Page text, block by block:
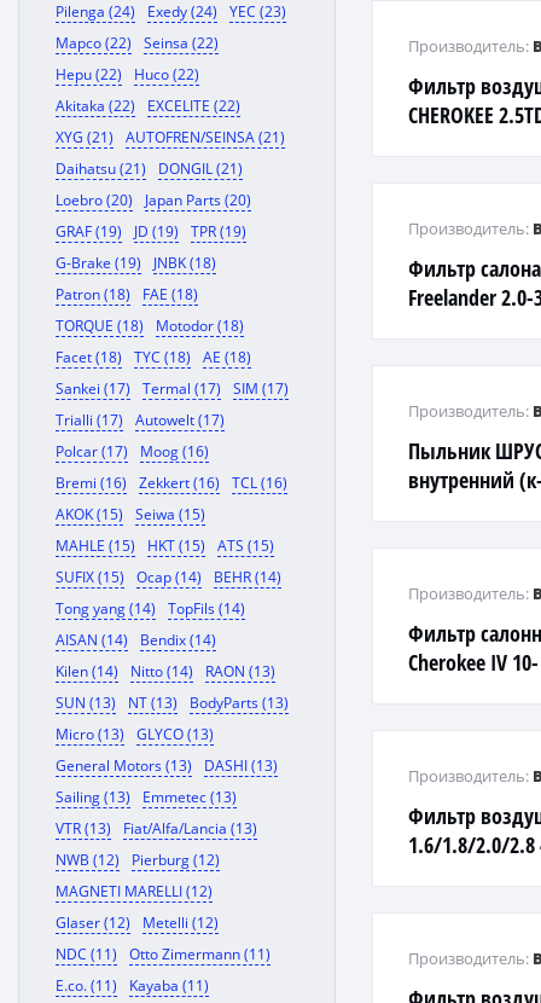
Pilenga (24)
Exedy (24)
YEC (23)
Mapco (22)
Seinsa (22)
Hepu (22)
Huco (22)
Akitaka (22)
EXCELITE (22)
XYG (21)
AUTOFREN/SEINSA (21)
Daihatsu (21)
DONGIL (21)
Loebro (20)
Japan Parts (20)
GRAF (19)
JD (19)
TPR (19)
G-Brake (19)
JNBK (18)
Patron (18)
FAE (18)
TORQUE (18)
Motodor (18)
Facet (18)
TYC (18)
AE (18)
Sankei (17)
Termal (17)
SIM (17)
Trialli (17)
Autowelt (17)
Polcar (17)
Moog (16)
Bremi (16)
Zekkert (16)
TCL (16)
AKOK (15)
Seiwa (15)
MAHLE (15)
HKT (15)
ATS (15)
SUFIX (15)
Ocap (14)
BEHR (14)
Tong yang (14)
TopFils (14)
AISAN (14)
Bendix (14)
Kilen (14)
Nitto (14)
RAON (13)
SUN (13)
NT (13)
BodyParts (13)
Micro (13)
GLYCO (13)
General Motors (13)
DASHI (13)
Sailing (13)
Emmetec (13)
VTR (13)
Fiat/Alfa/Lancia (13)
NWB (12)
Pierburg (12)
MAGNETI MARELLI (12)
Glaser (12)
Metelli (12)
NDC (11)
Otto Zimermann (11)
E.co. (11)
Kayaba (11)
Фильтр
CHEROKEE
Производитель:
Фильтр
Freelander
Производитель:
Пыльник
внутренний
Производитель:
Фильтр
Cherokee IV 10-
Производитель:
Фильтр
1.6/1.8/2.0/2.8
Производитель:
Производитель: